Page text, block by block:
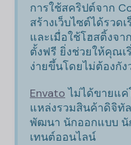
การใช้สคริปต์จาก
สร้างเว็บไซต์ได้รวด
และเมื่อใช้โฮสติ้งจ
ตั้งฟรี ยิ่งช่วยให้คุณ
ง่ายขึ้นโดยไม่ต้องกัง
Envato ไม่ได้ขายแค่
แหล่งรวมสินค้าดิจิทั
พัฒนา นักออกแบบ นั
เทนต์ออนไลน์